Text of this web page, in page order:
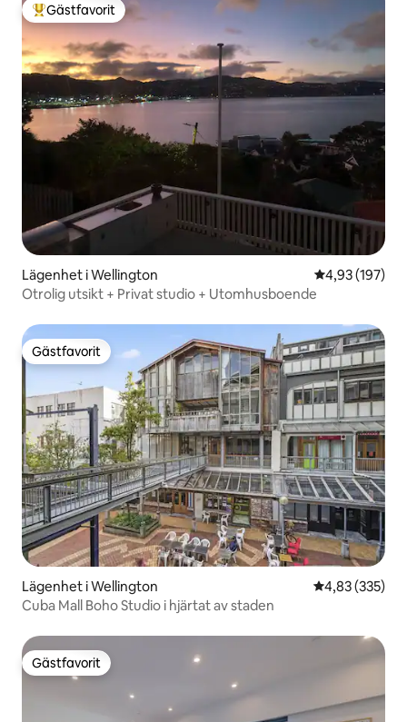
Populär gästfavorit
Gästfavorit
Lägenhet i Wellington 4,93 av 5 i
4,93 (197)
Otrolig utsikt + Privat studio + Utomhusboende
Gästfavorit
Gästfavorit
Lägenhet i Wellington 4,83 av 5 i
4,83 (335)
Cuba Mall Boho Studio i hjärtat av staden
Gästfavorit
Gästfavorit